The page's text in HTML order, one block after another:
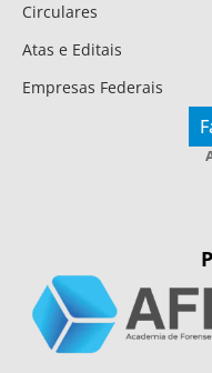
Circulares
Atas e Editais
Empresas Federais